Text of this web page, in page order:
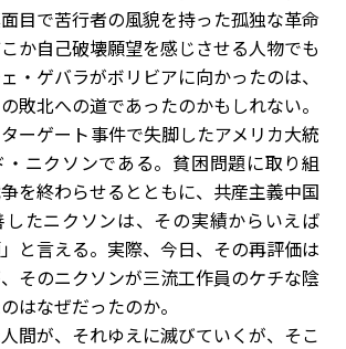
目で苦行者の風貌を持った孤独な革命
か自己破壊願望を感じさせる人物でも
・ゲバラがボリビアに向かったのは、
敗北への道であったのかもしれない。
ーゲート事件で失脚したアメリカ大統
ニクソンである。貧困問題に取り組
を終わらせるとともに、共産主義中国
したニクソンは、その実績からいえば
」と言える。実際、今日、その再評価は
そのニクソンが三流工作員のケチな陰
はなぜだったのか。
間が、それゆえに滅びていくが、そこ